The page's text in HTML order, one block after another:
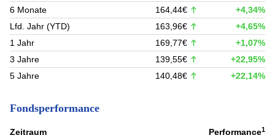
6 Monate
164,44€
+4,34%
Lfd. Jahr (YTD)
163,96€
+4,65%
1 Jahr
169,77€
+1,07%
3 Jahre
139,55€
+22,95%
5 Jahre
140,48€ +22,14%
Fondsperformance
Zeitraum Performance1